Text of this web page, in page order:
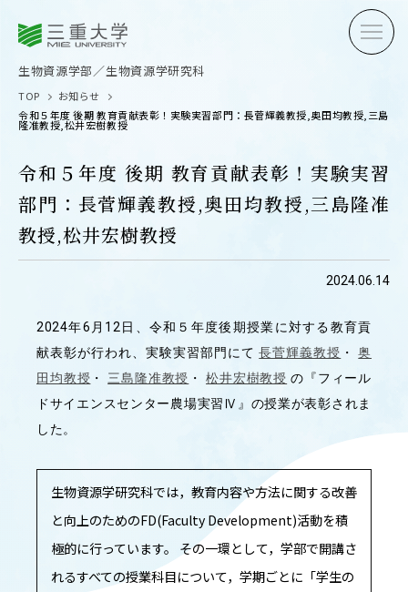
生物資源学部 生物資源学研究科
受験生の方へ 在学生
卒業生の方へ 企業・
OPEN CAMPUS
オープンキャンパス
OUR OPEN
学問探求セミナー
INTERVIEW
インタビュー
TOP
お知らせ
令和５年度 後期 教育貢献表彰！実験実習部門：長菅輝義教授,奥田均教授,三島
隆准教授,松井宏樹教授
令和５年度 後期 教育貢献表彰！実験実習
部門：長菅輝義教授,奥田均教授,三島隆准
教授,松井宏樹教授
2024.06.14
2024年6月12日、令和５年度後期授業に対する教育貢
献表彰が行われ、実験実習部門にて長菅輝義教授 ・奥
田均教授 ・ 三島隆准教授 ・松井宏樹教授 の『フィール
ドサイエンスセンター農場実習Ⅳ』の授業が表彰されま
した。
生物資源学研究科では，教育内容や方法に関する改善
と向上のためのFD(Faculty Development)活動を積
極的に行っています。 その一環として，学部で開講さ
れるすべての授業科目について，学期ごとに「学生の